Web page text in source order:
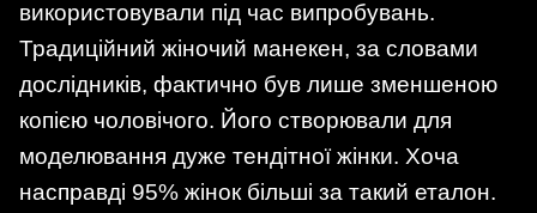
використовували під час випробувань.
Традиційний жіночий манекен, за словами
дослідників, фактично був лише зменшеною
копією чоловічого. Його створювали для
моделювання дуже тендітної жінки. Хоча
насправді 95% жінок більші за такий еталон.